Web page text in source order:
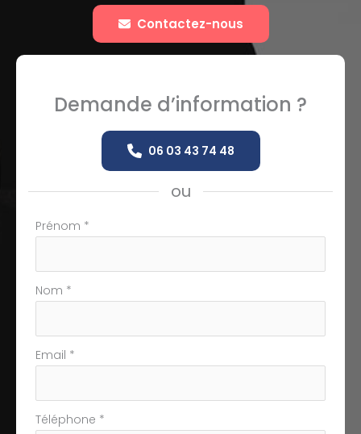
Contactez-nous
Demande d’information ?
06 03 43 74 48
ou
Formulaire
téléphone
Prénom *
Nom *
Email *
Téléphone *